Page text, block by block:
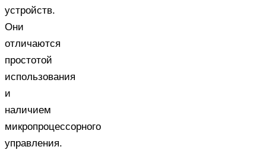
устройств.
Они
отличаются
простотой
использования
и
наличием
микропроцессорного
управления.